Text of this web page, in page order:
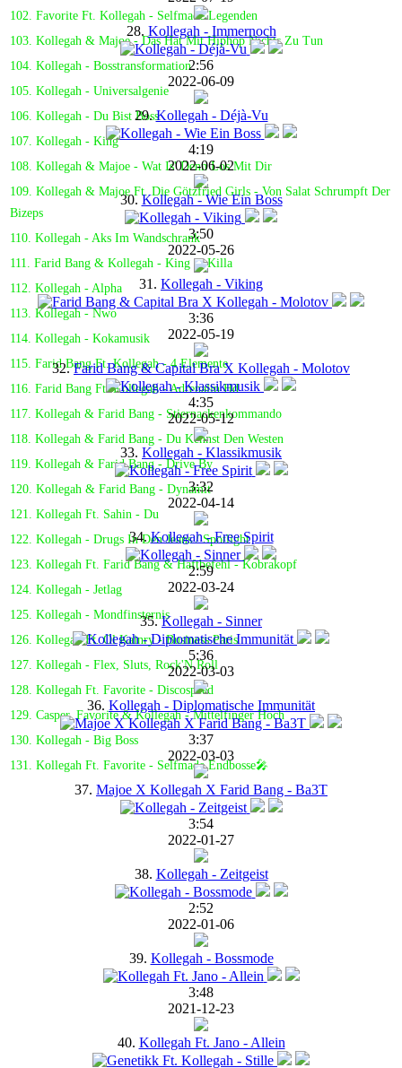
102. Favorite Ft. Kollegah - Selfmade Legenden
103. Kollegah & Majoe - Das Hat Mit Hiphop Nichts Zu Tun
104. Kollegah - Bosstransformation
105. Kollegah - Universalgenie
106. Kollegah - Du Bist Boss
107. Kollegah - King
108. Kollegah & Majoe - Wat Is' Denn Los Mit Dir
109. Kollegah & Majoe Ft. Die Götzfried Girls - Von Salat Schrumpft Der
Bizeps
110. Kollegah - Aks Im Wandschrank
111. Farid Bang & Kollegah - King & Killa
112. Kollegah - Alpha
113. Kollegah - Nwo
114. Kollegah - Kokamusik
115. Farid Bang Ft. Kollegah - 4 Elemente
116. Farid Bang Ft. Kollegah - Adrenalin Hd
117. Kollegah & Farid Bang - Stiernackenkommando
118. Kollegah & Farid Bang - Du Kennst Den Westen
119. Kollegah & Farid Bang - Drive By
120. Kollegah & Farid Bang - Dynamit
121. Kollegah Ft. Sahin - Du
122. Kollegah - Drugs In Den Jeans / Spotlight
123. Kollegah Ft. Farid Bang & Haftbefehl - Kobrakopf
124. Kollegah - Jetlag
125. Kollegah - Mondfinsternis
126. Kollegah Ft. Ol Kainry - Business Paris
127. Kollegah - Flex, Sluts, Rock'N Roll
128. Kollegah Ft. Favorite - Discospeed
129. Casper, Favorite & Kollegah - Mittelfinger Hoch
130. Kollegah - Big Boss
131. Kollegah Ft. Favorite - Selfmade Endbosse🎤
28. Kollegah - Immernoch
2:56
2022-06-09
29.Kollegah - Déjà-Vu
4:19
2022-06-02
30. Kollegah - Wie Ein Boss
3:50
2022-05-26
31. Kollegah - Viking
3:36
2022-05-19
32.Farid Bang & Capital Bra X Kollegah - Molotov
4:35
2022-05-12
33. Kollegah - Klassikmusik
3:32
2022-04-14
34.Kollegah - Free Spirit
2:59
2022-03-24
35.Kollegah - Sinner
5:36
2022-03-03
36. Kollegah - Diplomatische Immunität
3:37
2022-03-03
37. Majoe X Kollegah X Farid Bang - Ba3T
3:54
2022-01-27
38. Kollegah - Zeitgeist
2:52
2022-01-06
39. Kollegah - Bossmode
3:48
2021-12-23
40. Kollegah Ft. Jano - Allein